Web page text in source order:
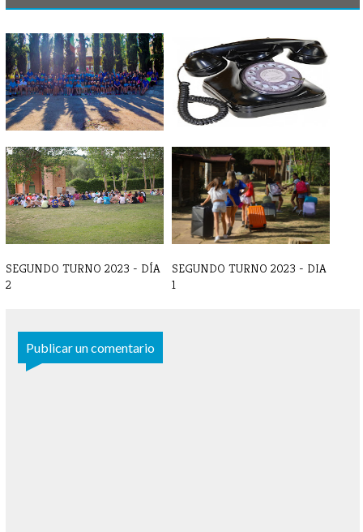
Primer turno 2019 - Fotos
despedida
SEGUNDO TURNO 2025 -
TELÉFONOS DE C[...]
SEGUNDO TURNO 2023 - DÍA
2
SEGUNDO TURNO 2023 - DIA
1
Publicar un comentario